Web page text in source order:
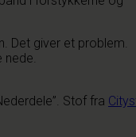
Det giver et problem.
Stof fra